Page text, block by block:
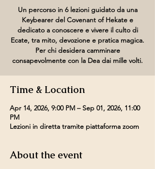
Un percorso in 6 lezioni guidato da una
Keybearer del Covenant of Hekate e
dedicato a conoscere e vivere il culto di
Ecate, tra mito, devozione e pratica magica.
Per chi desidera camminare
consapevolmente con la Dea dai mille volti.
Time & Location
Apr 14, 2026, 9:00 PM – Sep 01, 2026, 11:00
PM
Lezioni in diretta tramite piattaforma zoom
About the event